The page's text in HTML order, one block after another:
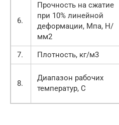
6.
Прочность на сжатие
при 10% линейной
деформации, Мпа, Н/
мм2
7. Плотность, кг/м3
8.
Диапазон рабочих
температур, С